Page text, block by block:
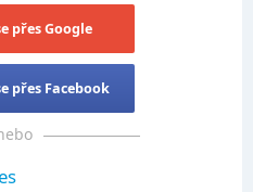
přes Google
přes Facebook